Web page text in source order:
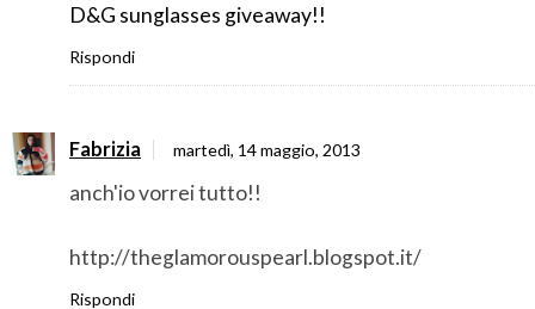
D&G sunglasses giveaway!!
Rispondi
Fabrizia martedì, 14 maggio, 2013
anch'io vorrei tutto!!
http://theglamorouspearl.blogspot.it/
Rispondi